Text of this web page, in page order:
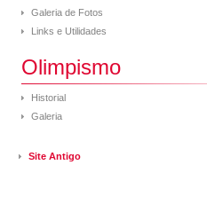
Galeria de Fotos
Links e Utilidades
Olimpismo
Historial
Galeria
Site Antigo